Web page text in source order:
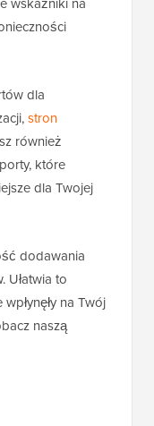
dla
stron
również
które
dla Twojej
dodawania
to
na Twój
naszą